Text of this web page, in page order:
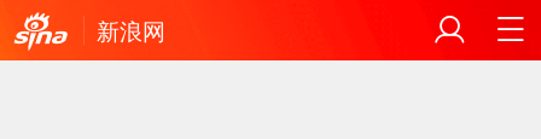
新浪网